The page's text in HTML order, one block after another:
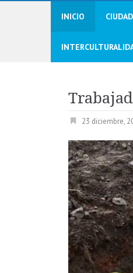
INICIO CIUDAD
23 diciembre,